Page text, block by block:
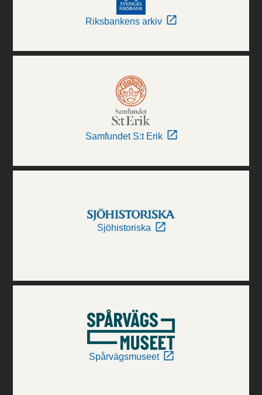
Riksbankens arkiv
Samfundet S:t Erik
Sjöhistoriska
Spårvägsmuseet